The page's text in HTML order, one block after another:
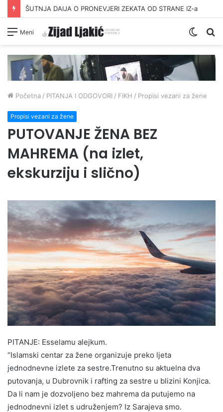
DAVANJE ZEKATA OFRLJE
Meni
Switch
Početna / PITANJA I ODGOVORI / FIKH / Propisi vezani za žene
Propisi vezani za žene
PUTOVANJE ŽENA BEZ
MAHREMA (na izlet,
ekskurziju i slično)
PITANJE: Esselamu alejkum.
“Islamski centar za žene organizuje preko ljeta
jednodnevne izlete za sestre.Trenutno su aktuelna dva
putovanja, u Dubrovnik i rafting za sestre u blizini Konjica.
Da li nam je dozvoljeno bez mahrema da putujemo na
jednodnevni izlet s udruženjem? Iz Sarajeva smo.